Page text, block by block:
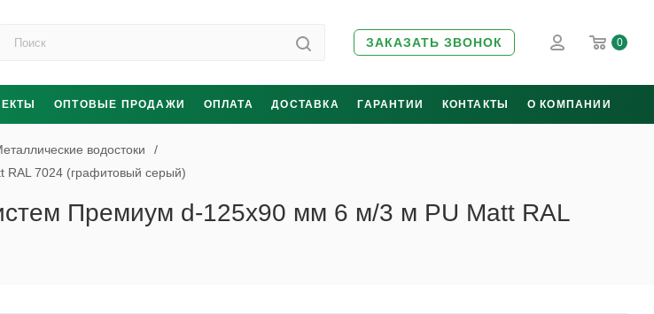
ЗАКАЗАТЬ ЗВОНОК 0
ОПТОВЫЕ ПРОДАЖИ ОПЛАТА ДОСТАВКА ГАРАНТИИ КОНТАКТЫ О КОМПАНИИ
водостоки
/
RAL 7024 (графитовый серый)
Премиум d-125x90 мм 6 м/3 м PU Matt RAL